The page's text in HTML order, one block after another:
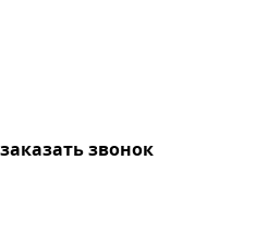
заказать звонок